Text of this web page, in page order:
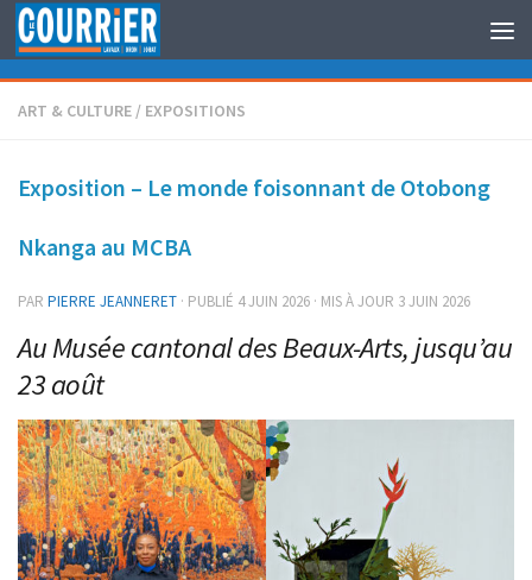
Au dessous du contenu
ART & CULTURE / EXPOSITIONS
Exposition – Le monde foisonnant de Otobong
Nkanga au MCBA
PAR PIERRE JEANNERET · PUBLIÉ 4 JUIN 2026 · MIS À JOUR 3 JUIN 2026
Au Musée cantonal des Beaux-Arts, jusqu’au
23 août